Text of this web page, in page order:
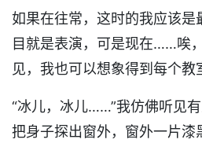
如果在往常，这时的我应该是
目就是表演，可是现在……唉
见，我也可以想象得到每个教
“冰儿，冰儿……”我仿佛听见
把身子探出窗外，窗外一片漆